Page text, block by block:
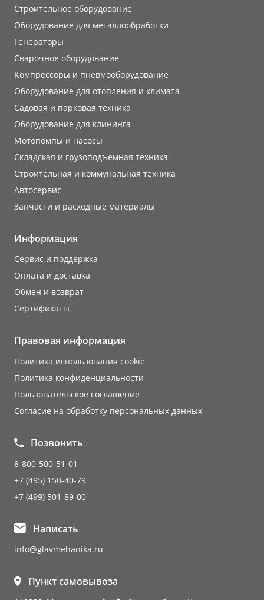
Строительное оборудование
Оборудование для металлообработки
Генераторы
Сварочное оборудование
Компрессоры и пневмооборудование
Оборудование для отопления и климата
Садовая и парковая техника
Оборудование для клининга
Мотопомпы и насосы
Складская и грузоподъемная техника
Строительная и коммунальная техника
Автосервис
Запчасти и расходные материалы
Информация
Сервис и поддержка
Оплата и доставка
Обмен и возврат
Сертификаты
Правовая информация
Политика использования cookie
Политика конфиденциальности
Пользовательское соглашение
Согласие на обработку персональных данных
Позвонить
8-800-500-51-01
+7 (495) 150-40-79
+7 (499) 501-89-00
Написать
info@glavmehanika.ru
Пункт самовывоза